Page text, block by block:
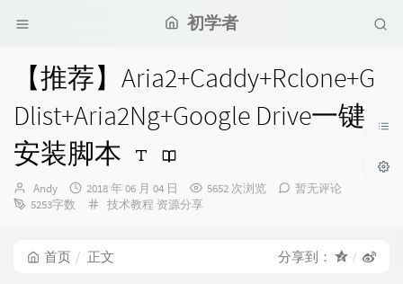
初学者
【推荐】Aria2+Caddy+Rclone+G
Dlist+Aria2Ng+Google Drive一键
安装脚本
博
主：
Andy
发
布
2018 年 06 月 04 日 5652 次浏览
暂无评论
5253字数
分
技术教程 资源分享
首页 正文 分享到：